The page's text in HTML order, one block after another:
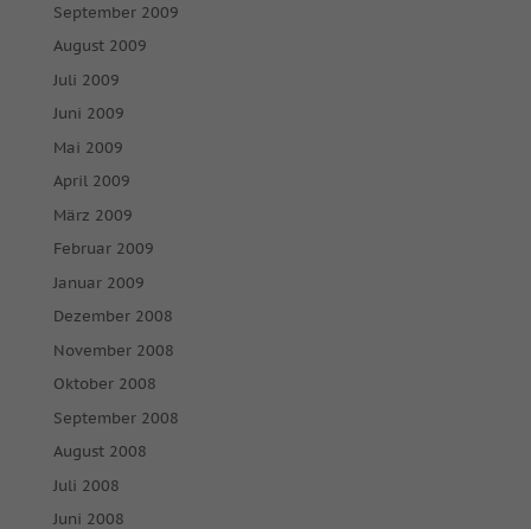
September 2009
August 2009
Juli 2009
Juni 2009
Mai 2009
April 2009
März 2009
Februar 2009
Januar 2009
Dezember 2008
November 2008
Oktober 2008
September 2008
August 2008
Juli 2008
Juni 2008